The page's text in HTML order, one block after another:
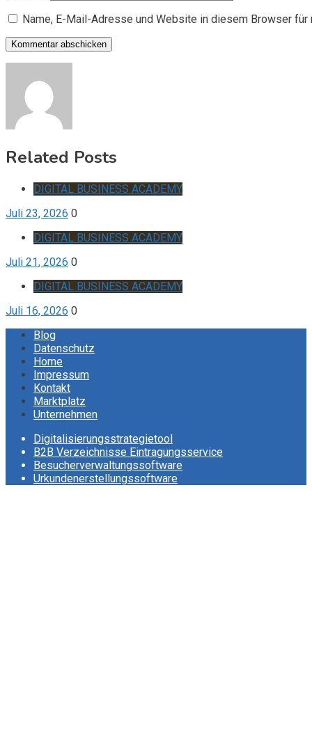
Name, E-Mail-Adresse und Website in diesem Browser
Related Posts
DIGITAL BUSINESS ACADEMY
Juli 23, 2026 0
DIGITAL BUSINESS ACADEMY
Juli 21, 2026 0
DIGITAL BUSINESS ACADEMY
Juli 16, 2026 0
Blog
Datenschutz
Home
Impressum
Kontakt
Marktplatz
Unternehmen
Digitalisierungsstrategietool
B2B Verzeichnisse Eintragungsservice
Besucherverwaltungssoftware
Urkundenerstellungssoftware